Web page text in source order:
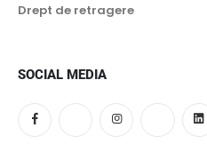
Drept de retragere
SOCIAL MEDIA